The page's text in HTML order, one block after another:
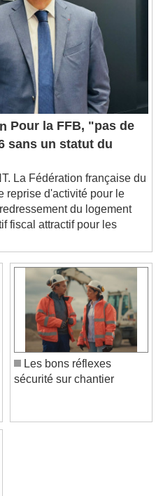
, selected
, opens subtitles
Fullscreen
Escape will cancel
Pour la FFB, "pas de
sans un statut du
La Fédération française du
reprise d'activité pour le
du logement
fiscal attractif pour les
Les bons réflexes